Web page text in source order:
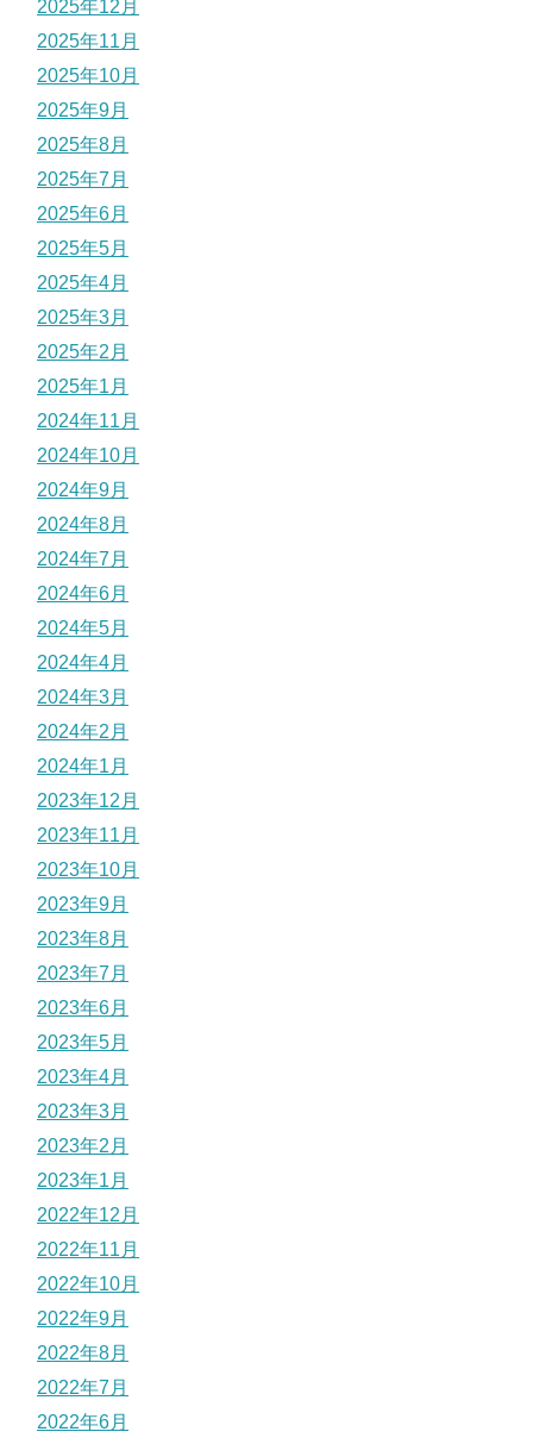
2025年12月
2025年11月
2025年10月
2025年9月
2025年8月
2025年7月
2025年6月
2025年5月
2025年4月
2025年3月
2025年2月
2025年1月
2024年11月
2024年10月
2024年9月
2024年8月
2024年7月
2024年6月
2024年5月
2024年4月
2024年3月
2024年2月
2024年1月
2023年12月
2023年11月
2023年10月
2023年9月
2023年8月
2023年7月
2023年6月
2023年5月
2023年4月
2023年3月
2023年2月
2023年1月
2022年12月
2022年11月
2022年10月
2022年9月
2022年8月
2022年7月
2022年6月